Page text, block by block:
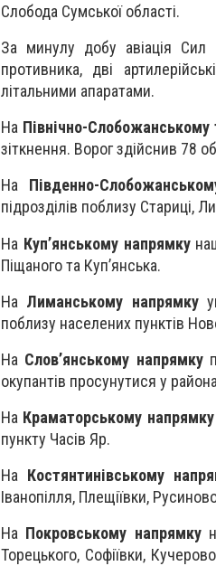
Слобода Сумської області.
За минулу добу авіація
противника, дві
літальними апаратами.
На Північно-
зіткнення. Ворог здійснив 78
На Південно-
підрозділів поблизу Стариці,
На Куп’янському напрямку
Піщаного та Куп’янська.
На Лиманському напрямку
поблизу населених пунктів
На Слов’янському напрямку
окупантів просунутися у
На Краматорському напрямку
пункту Часів Яр.
На Костянтинівському
Іванопілля, Плещіївки,
На Покровському напрямку
Торецького, Софіївки,